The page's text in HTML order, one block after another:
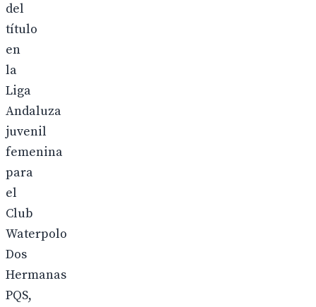
del
título
en
la
Liga
Andaluza
juvenil
femenina
para
el
Club
Waterpolo
Dos
Hermanas
PQS,